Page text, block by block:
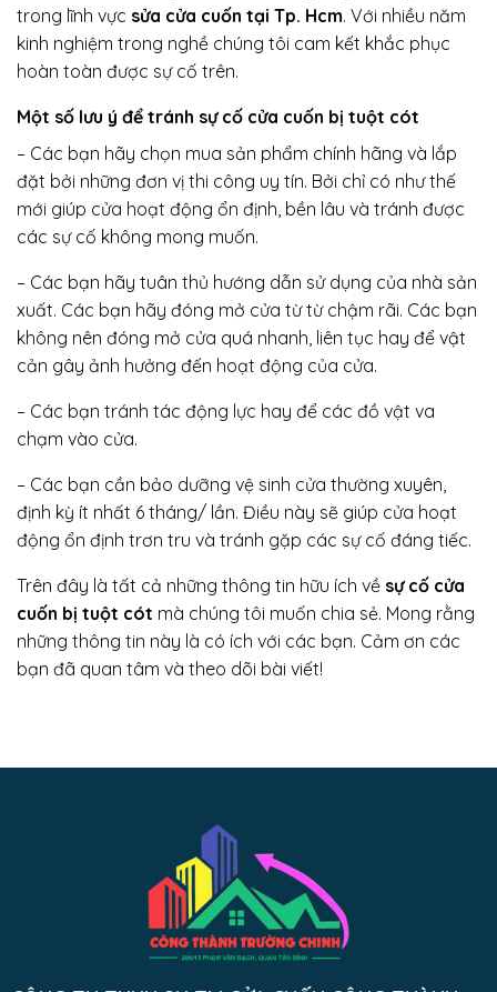
trong lĩnh vực sửa cửa cuốn tại Tp. Hcm. Với nhiều năm
kinh nghiệm trong nghề chúng tôi cam kết khắc phục
hoàn toàn được sự cố trên.
Một số lưu ý để tránh sự cố cửa cuốn bị tuột cót
– Các bạn hãy chọn mua sản phẩm chính hãng và lắp
đặt bởi những đơn vị thi công uy tín. Bởi chỉ có như thế
mới giúp cửa hoạt động ổn định, bền lâu và tránh được
các sự cố không mong muốn.
– Các bạn hãy tuân thủ hướng dẫn sử dụng của nhà sản
xuất. Các bạn hãy đóng mở cửa từ từ chậm rãi. Các bạn
không nên đóng mở cửa quá nhanh, liên tục hay để vật
cản gây ảnh hưởng đến hoạt động của cửa.
– Các bạn tránh tác động lực hay để các đồ vật va
chạm vào cửa.
– Các bạn cần bảo dưỡng vệ sinh cửa thường xuyên,
định kỳ ít nhất 6 tháng/ lần. Điều này sẽ giúp cửa hoạt
động ổn định trơn tru và tránh gặp các sự cố đáng tiếc.
Trên đây là tất cả những thông tin hữu ích về sự cố cửa
cuốn bị tuột cót mà chúng tôi muốn chia sẻ. Mong rằng
những thông tin này là có ích với các bạn. Cảm ơn các
bạn đã quan tâm và theo dõi bài viết!